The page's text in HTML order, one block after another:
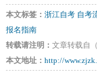
本文标签： 浙江自考 自考
报名指南
转载请注明： 文章转载自（
本文地址： http://